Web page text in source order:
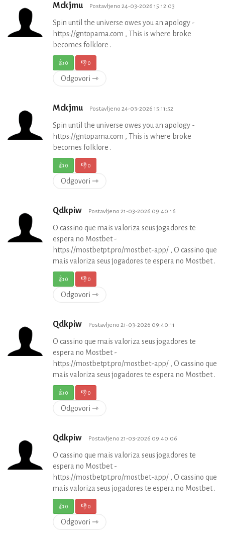
Mckjmu Postavljeno 24-03-2026 15:12:03
Spin until the universe owes you an apology -
https://gntopama.com , This is where broke
becomes folklore .
👍0 👎0
Odgovori ⇾
Mckjmu Postavljeno 24-03-2026 15:11:52
Spin until the universe owes you an apology -
https://gntopama.com , This is where broke
becomes folklore .
👍0 👎0
Odgovori ⇾
Qdkpiw Postavljeno 21-03-2026 09:40:16
O cassino que mais valoriza seus jogadores te
espera no Mostbet -
https://mostbetpt.pro/mostbet-app/ , O cassino que
mais valoriza seus jogadores te espera no Mostbet .
👍0 👎0
Odgovori ⇾
Qdkpiw Postavljeno 21-03-2026 09:40:11
O cassino que mais valoriza seus jogadores te
espera no Mostbet -
https://mostbetpt.pro/mostbet-app/ , O cassino que
mais valoriza seus jogadores te espera no Mostbet .
👍0 👎0
Odgovori ⇾
Qdkpiw Postavljeno 21-03-2026 09:40:06
O cassino que mais valoriza seus jogadores te
espera no Mostbet -
https://mostbetpt.pro/mostbet-app/ , O cassino que
mais valoriza seus jogadores te espera no Mostbet .
👍0 👎0
Odgovori ⇾